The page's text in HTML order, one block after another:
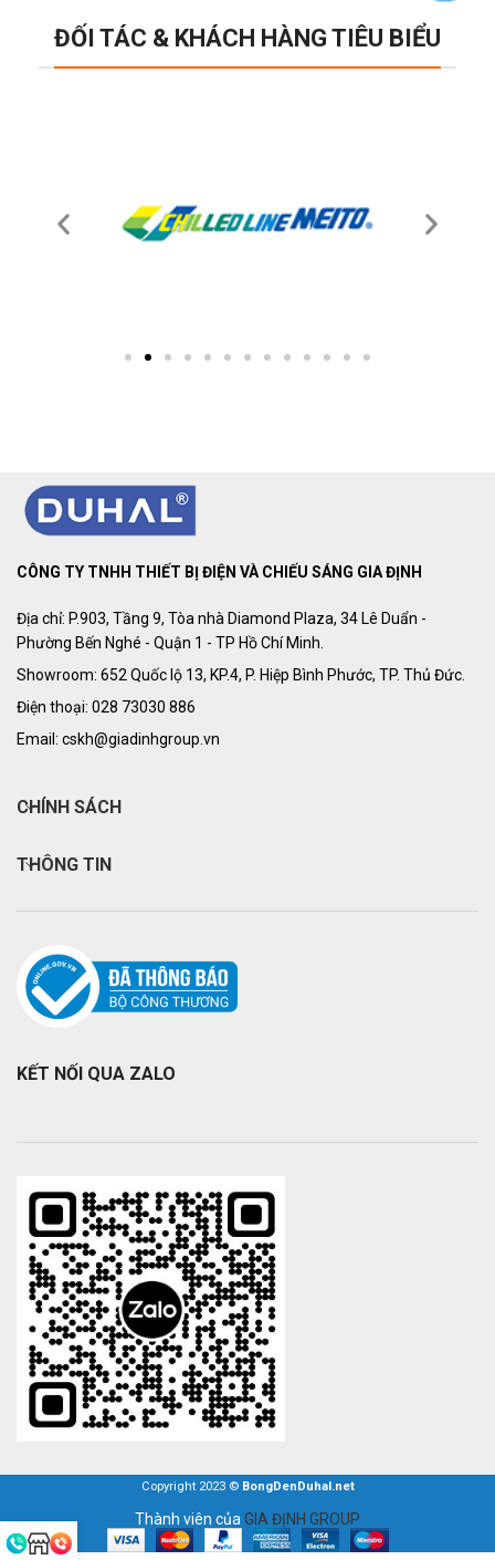
ĐỐI TÁC & KHÁCH HÀNG TIÊU BIỂU
CÔNG TY TNHH THIẾT BỊ ĐIỆN VÀ CHIẾU SÁNG GIA ĐỊNH
Địa chỉ: P.903, Tầng 9, Tòa nhà Diamond Plaza, 34 Lê Duẩn -
Phường Bến Nghé - Quận 1 - TP Hồ Chí Minh.
Showroom: 652 Quốc lộ 13, KP.4, P. Hiệp Bình Phước, TP. Thủ Đức.
Điện thoại: 028 73030 886
Email: cskh@giadinhgroup.vn
CHÍNH SÁCH
THÔNG TIN
KẾT NỐI QUA ZALO
Copyright 2023 © BongDenDuhal.net
Thành viên của GIA ĐỊNH GROUP